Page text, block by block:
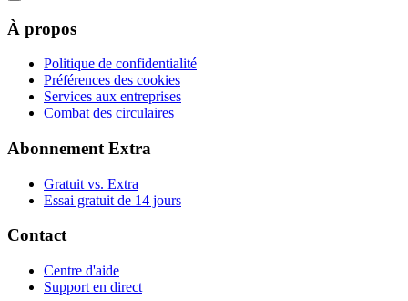
À propos
Politique de confidentialité
Préférences des cookies
Services aux entreprises
Combat des circulaires
Abonnement Extra
Gratuit vs. Extra
Essai gratuit de 14 jours
Contact
Centre d'aide
Support en direct